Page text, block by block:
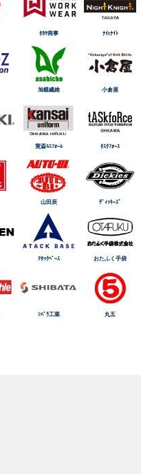
ﾀｶﾔ商事 ﾅｲtﾅｲﾄ
旭蝶繊維 小倉屋
寛斎ﾕﾆﾌｫｰﾑ ﾀｽｸﾌｫｰｽ
山田辰 ﾃﾞｨｯｷｰｽﾞ
ｱﾀｯｸﾍﾞｰｽ おたふく手袋
ｼﾊﾞﾗ工業 丸五